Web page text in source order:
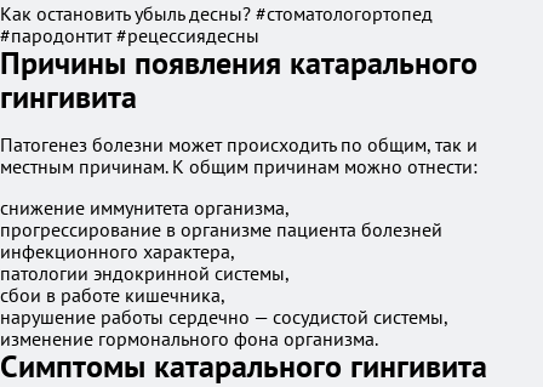
Как остановить убыль десны? #стоматологортопед
#пародонтит #рецессиядесны
Причины появления катарального
гингивита
Патогенез болезни может происходить по общим, так и
местным причинам. К общим причинам можно отнести:
снижение иммунитета организма,
прогрессирование в организме пациента болезней
инфекционного характера,
патологии эндокринной системы,
сбои в работе кишечника,
нарушение работы сердечно — сосудистой системы,
изменение гормонального фона организма.
Симптомы катарального гингивита